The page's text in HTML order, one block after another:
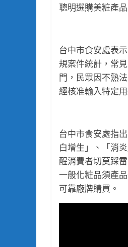
聰明選購美粧產
台中市食安處表
規案件統計，常
門，民眾因不熟
經核准輸入特定
台中市食安處指
白增生」、「消
醒消費者切莫踩
一般化粧品須產
可靠廠牌購買。